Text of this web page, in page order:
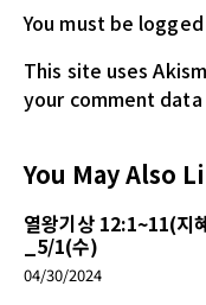
You must be
This site uses
your comment
You May Also
열왕기상 12:1~11(지
_5/1(수)
04/30/2024